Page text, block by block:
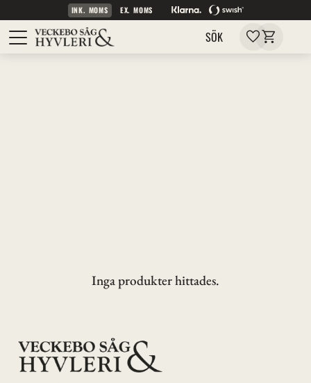
Meny
INK. MOMS EX. MOMS
SÖK Favoriter
Kundvagn
Inga produkter hittades.